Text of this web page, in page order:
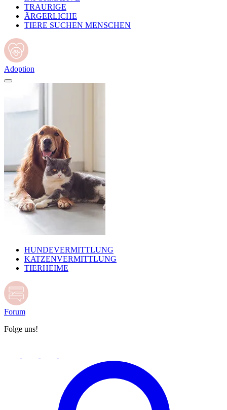
TRAURIGE
ÄRGERLICHE
TIERE SUCHEN MENSCHEN
Adoption
HUNDEVERMITTLUNG
KATZENVERMITTLUNG
TIERHEIME
Forum
Folge uns!